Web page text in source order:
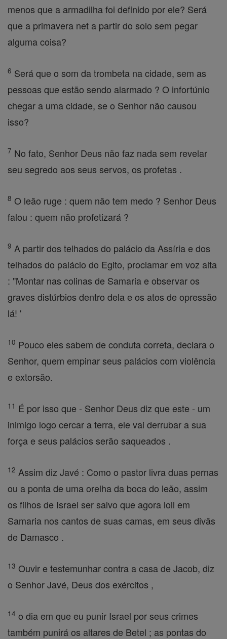
menos que a armadilha foi definido por ele? Será
que a primavera net a partir do solo sem pegar
alguma coisa?
6 Será que o som da trombeta na cidade, sem as
pessoas que estão sendo alarmado ? O infortúnio
chegar a uma cidade, se o Senhor não causou
isso?
7 No fato, Senhor Deus não faz nada sem revelar
seu segredo aos seus servos, os profetas .
8 O leão ruge : quem não tem medo ? Senhor Deus
falou : quem não profetizará ?
9 A partir dos telhados do palácio da Assíria e dos
telhados do palácio do Egito, proclamar em voz alta
: "Montar nas colinas de Samaria e observar os
graves distúrbios dentro dela e os atos de opressão
lá! '
10 Pouco eles sabem de conduta correta, declara o
Senhor, quem empinar seus palácios com violência
e extorsão.
11 É por isso que - Senhor Deus diz que este - um
inimigo logo cercar a terra, ele vai derrubar a sua
força e seus palácios serão saqueados .
12 Assim diz Javé : Como o pastor livra duas pernas
ou a ponta de uma orelha da boca do leão, assim
os filhos de Israel ser salvo que agora loll em
Samaria nos cantos de suas camas, em seus divãs
de Damasco .
13 Ouvir e testemunhar contra a casa de Jacob, diz
o Senhor Javé, Deus dos exércitos ,
14 o dia em que eu punir Israel por seus crimes
também punirá os altares de Betel ; as pontas do